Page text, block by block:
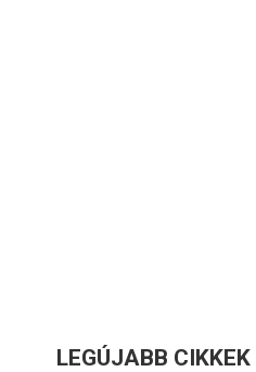
LEGÚJABB CIKKEK